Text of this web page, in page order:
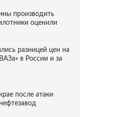
производить
оценили
разницей цен на
в России и за
после атаки